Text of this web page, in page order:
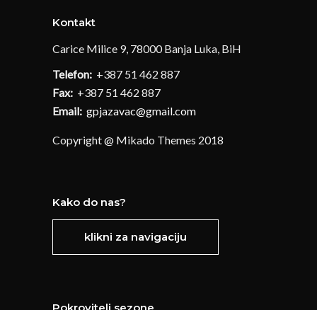
Kontakt
Carice Milice 9, 78000 Banja Luka, BiH
Telefon: +387 51 462 887
Fax: +387 51 462 887
Email: gpjazavac@gmail.com
Copyright @ Mikado Themes 2018
Kako do nas?
klikni za navigaciju